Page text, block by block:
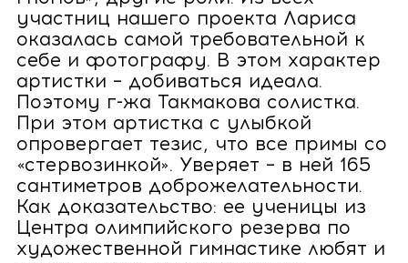
участниц нашего проекта Лариса
оказалась самой требовательной к
себе и фотографу. В этом характер
артистки – добиваться идеала.
Поэтому г-жа Такмакова солистка.
При этом артистка с улыбкой
опровергает тезис, что все примы со
«стервозинкой». Уверяет – в ней 165
сантиметров доброжелательности.
Как доказательство: ее ученицы из
Центра олимпийского резерва по
художественной гимнастике любят и